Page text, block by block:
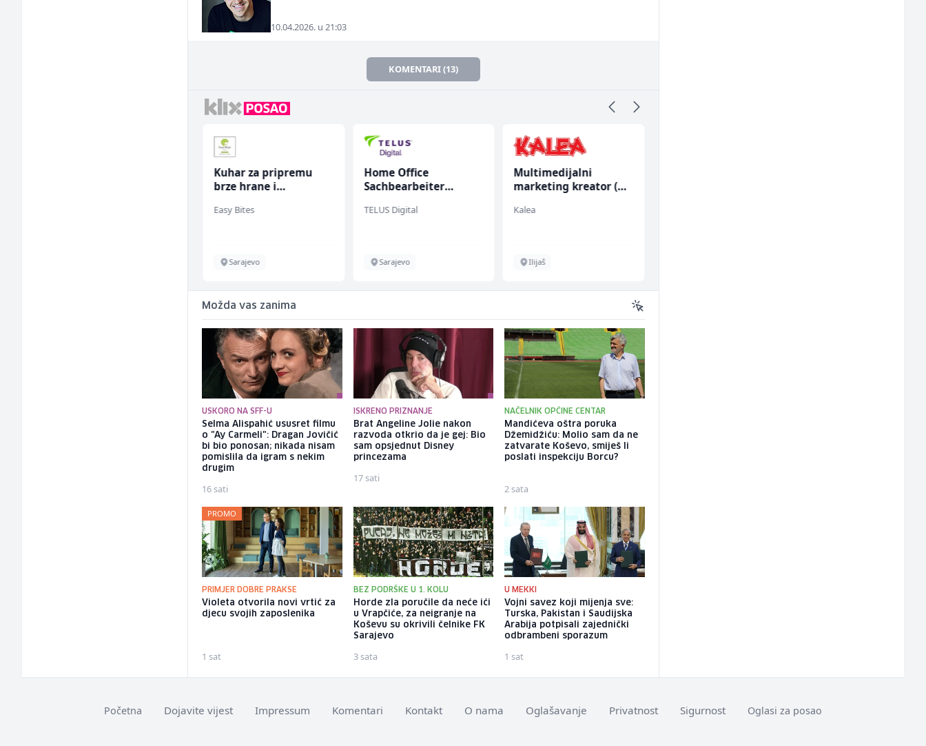
10.04.2026. u 21:03
KOMENTARI (13)
Kuhar za pripremu
brze hrane i
ž)
Easy Bites
Sarajevo
Home Office
Sachbearbeiter
bekannten deutschen
TELUS Digital
Sarajevo
Multimedijalni
marketing kreator (m/
Kalea
Ilijaš
Možda vas zanima
USKORO NA SFF-U
Selma Alispahić ususret filmu
o "Ay Carmeli": Dragan Jovičić
bi bio ponosan; nikada nisam
pomislila da igram s nekim
drugim
16 sati
ISKRENO PRIZNANJE
Brat Angeline Jolie nakon
razvoda otkrio da je gej: Bio
sam opsjednut Disney
princezama
17 sati
NAČELNIK OPĆINE CENTAR
Mandićeva oštra poruka
Džemidžiću: Molio sam da ne
zatvarate Koševo, smiješ li
poslati inspekciju Borcu?
2 sata
PROMO
PRIMJER DOBRE PRAKSE
Violeta otvorila novi vrtić za
djecu svojih zaposlenika
1 sat
BEZ PODRŠKE U 1. KOLU
Horde zla poručile da neće ići
u Vrapčiće, za neigranje na
Koševu su okrivili čelnike FK
Sarajevo
3 sata
U MEKKI
Vojni savez koji mijenja sve:
Turska, Pakistan i Saudijska
Arabija potpisali zajednički
odbrambeni sporazum
1 sat
Početna Dojavite vijest Impressum Komentari Kontakt O nama Oglašavanje Privatnost Sigurnost Oglasi za posao